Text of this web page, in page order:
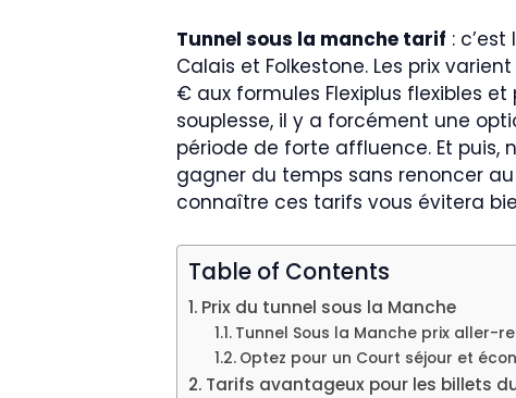
Tunnel sous la manche tarif :
Calais et Folkestone. Les prix
€ aux formules Flexiplus flexibles
souplesse, il y a forcément une
période de forte affluence. Et puis,
gagner du temps sans renoncer
connaître ces tarifs vous évitera
Table of Contents
Prix du tunnel sous la Manche
Tunnel Sous la Manche prix aller-
Optez pour un Court séjour et
Tarifs avantageux pour les billets